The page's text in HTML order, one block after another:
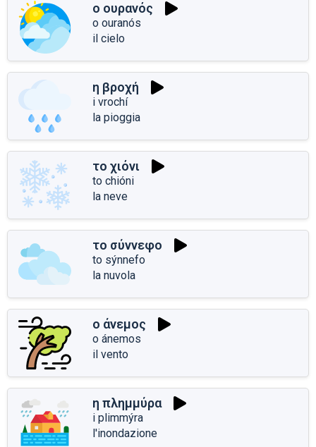
ο ουρανός
o ouranós
il cielo
η βροχή
i vrochí
la pioggia
το χιόνι
to chióni
la neve
το σύννεφο
to sýnnefo
la nuvola
ο άνεμος
o ánemos
il vento
η πλημμύρα
i plimmýra
l'inondazione